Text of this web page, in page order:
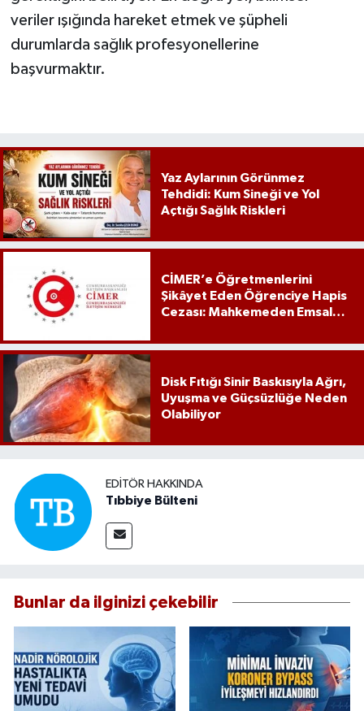
veriler ışığında hareket etmek ve şüpheli
durumlarda sağlık profesyonellerine
başvurmaktır.
Yaz Aylarının Görünmez
Tehdidi: Kum Sineği ve Yol
Açtığı Sağlık Riskleri
CİMER’e Öğretmenlerini
Şikâyet Eden Öğrenciye Hapis
Cezası: Mahkemeden Emsal
Disk Fıtığı Sinir Baskısıyla Ağrı,
Uyuşma ve Güçsüzlüğe Neden
Olabiliyor
EDITÖR HAKKINDA
Tıbbiye Bülteni
Bunlar da ilginizi çekebilir